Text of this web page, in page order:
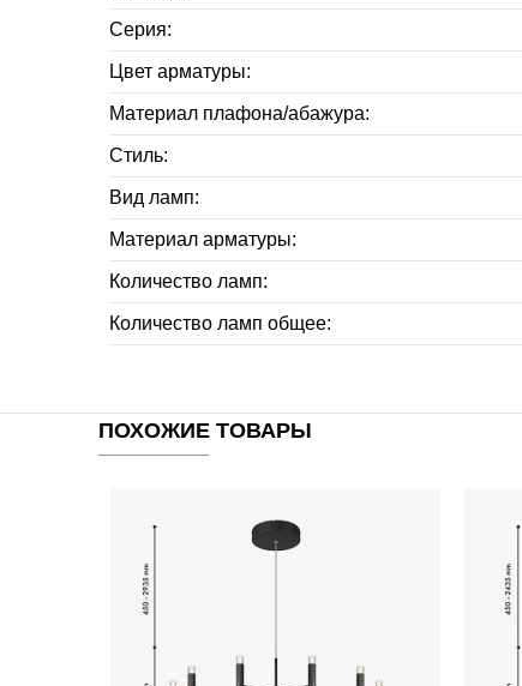
Серия:
Цвет арматуры:
Материал плафона/абажура:
Стиль:
Вид ламп:
Материал арматуры:
Количество ламп:
Количество ламп общее:
ПОХОЖИЕ ТОВАРЫ